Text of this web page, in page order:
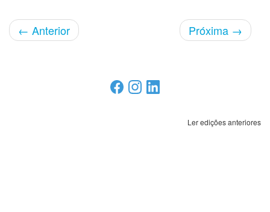
← Anterior Próxima →
Ler edições anteriores